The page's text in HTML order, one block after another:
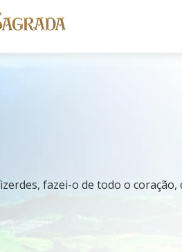
fazei-o de todo o